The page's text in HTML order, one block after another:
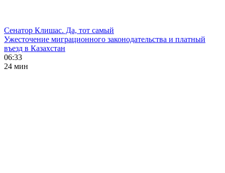
Сенатор Клишас. Да, тот самый
Ужесточение миграционного законодательства и платный
въезд в Казахстан
06:33
24 мин